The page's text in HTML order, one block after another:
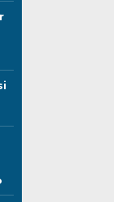
— Dinas
Makassar